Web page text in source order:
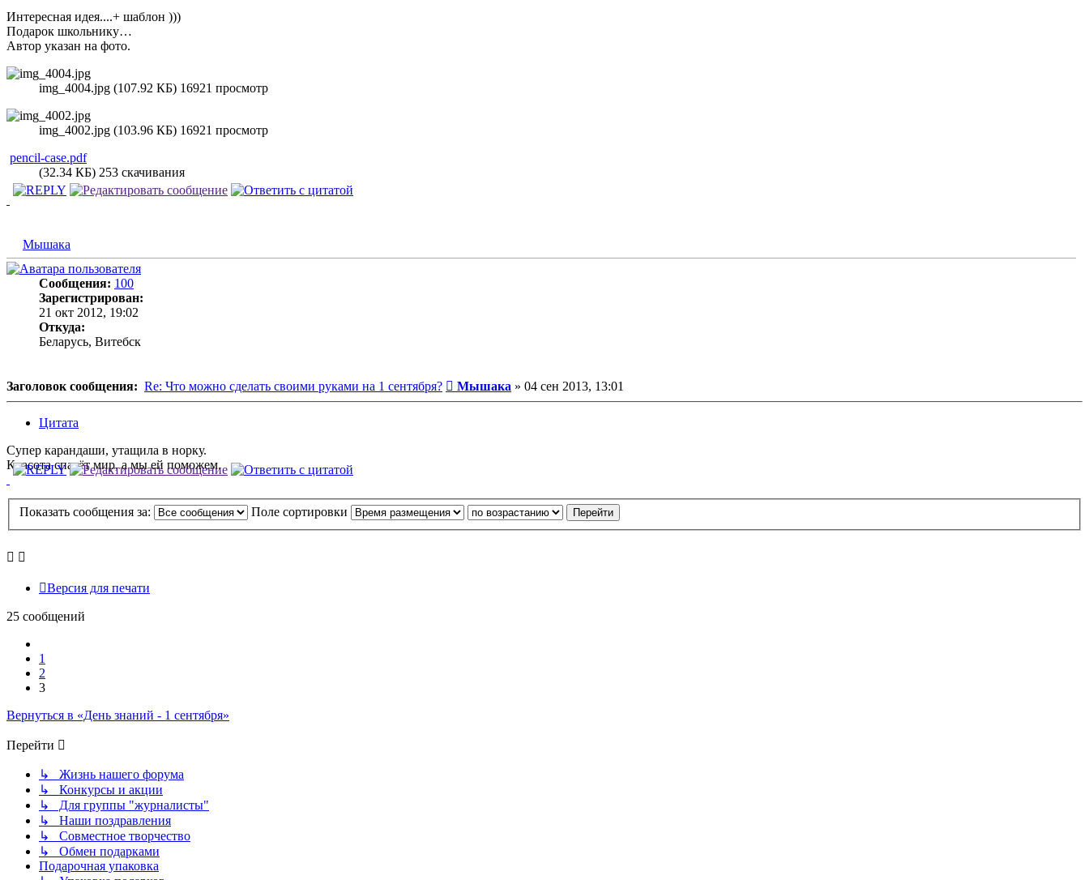
Интересная идея....+ шаблон )))
Подарок школьнику…
Автор указан на фото.
img_4004.jpg (107.92 КБ) 16921 просмотр
img_4002.jpg (103.96 КБ) 16921 просмотр
pencil-case.pdf
(32.34 КБ) 253 скачивания
Мышака
Сообщения: 100
Зарегистрирован:
21 окт 2012, 19:02
Откуда:
Беларусь, Витебск
Заголовок сообщения: Re: Что можно сделать своими руками на 1 сентября? Сообщение
Мышака » 04 сен 2013, 13:01
Цитата
Супер карандаши, утащила в норку.
Красота спасёт мир, а мы ей поможем.
Показать сообщения за: Поле сортировки
Версия для печати
25 сообщений
1
2
3
Вернуться в «День знаний - 1 сентября»
Перейти
↳ Жизнь нашего форума
↳ Конкурсы и акции
↳ Для группы "журналисты"
↳ Наши поздравления
↳ Совместное творчество
↳ Обмен подарками
Подарочная упаковка